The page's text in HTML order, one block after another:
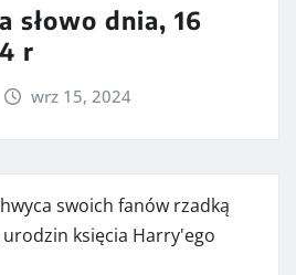
słowo dnia, 16
r
wrz 15, 2024